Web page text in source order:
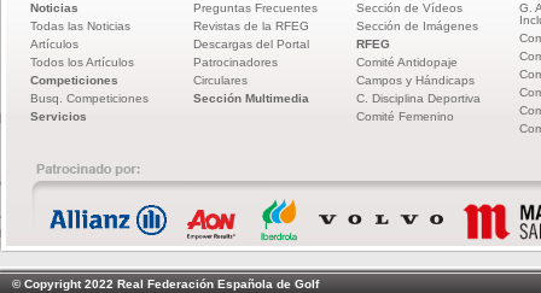
Noticias
Todas las Noticias
Artículos
Todos los Artículos
Competiciones
Busq. Competiciones
Servicios
Preguntas Frecuentes
Revistas de la RFEG
Descargas del Portal
Patrocinadores
Circulares
Sección Multimedia
Sección de Vídeos
Sección de Imágenes
RFEG
Comité Antidopaje
Campos y Hándicaps
C. Disciplina Deportiva
Comité Femenino
G.
© Copyright 2022 Real Federación Española de Golf